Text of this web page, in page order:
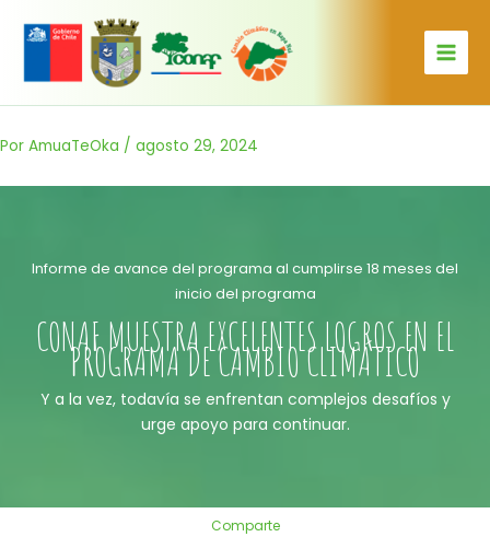
Por AmuaTeOka / agosto 29, 2024
Informe de avance del programa al cumplirse 18 meses del
inicio del programa
CONAF MUESTRA EXCELENTES LOGROS EN EL
PROGRAMA DE CAMBIO CLIMÁTICO
Y a la vez, todavía se enfrentan complejos desafíos y
urge apoyo para continuar.
Comparte